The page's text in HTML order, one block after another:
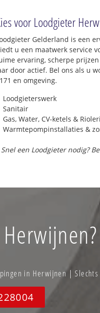
voor Loodgieter
Gelderland is een
u een maatwerk service
ervaring, scherpe
door actief. Bel ons als u
en omgeving.
Loodgieterswerk
Sanitair
Gas, Water, CV-ketels &
Warmtepompinstallaties &
Snel een Loodgieter nodig?
in Herwijnen |